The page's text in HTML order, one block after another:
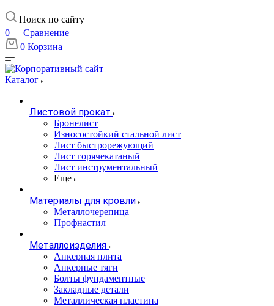
Поиск по сайту
0
Сравнение
0 Корзина
Каталог
Листовой прокат
Бронелист
Износостойкий стальной лист
Лист быстрорежующий
Лист горячекатаный
Лист инструментальный
Еще
Материалы для кровли
Металлочерепица
Профнастил
Металлоизделия
Анкерная плита
Анкерные тяги
Болты фундаментные
Закладные детали
Металлическая пластина